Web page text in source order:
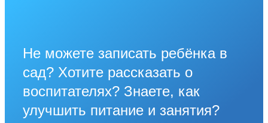
Не можете записать ребёнка в
сад? Хотите рассказать о
воспитателях? Знаете, как
улучшить питание и занятия?